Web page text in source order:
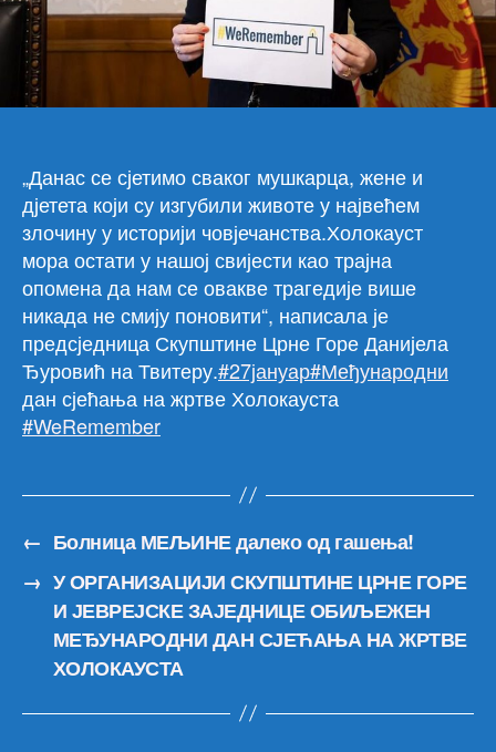
НА
„Данас се сјетимо сваког мушкарца, жене и
дјетета који су изгубили животе у највећем
злочину у историји човјечанства.Холокауст
мора остати у нашој свијести као трајна
опомена да нам се овакве трагедије више
никада не смију поновити“, написала је
предсједница Скупштине Црне Горе Данијела
Ђуровић на Твитеру.#27јануар#Међународни
дан сјећања на жртве Холокауста
#WeRemember
← Болница МЕЉИНЕ далеко од гашења!
→ У ОРГАНИЗАЦИЈИ СКУПШТИНЕ ЦРНЕ ГОРЕ
И ЈЕВРЕЈСКЕ ЗАЈЕДНИЦЕ ОБИЉЕЖЕН
МЕЂУНАРОДНИ ДАН СЈЕЋАЊА НА ЖРТВЕ
ХОЛОКАУСТА